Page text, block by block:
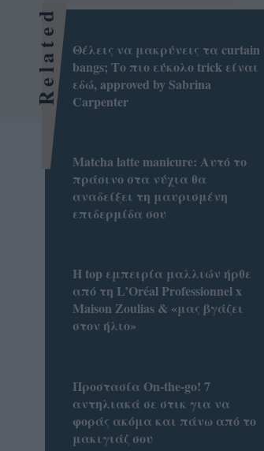
Related
Θέλεις να μακρύνεις τα curtain
bangs; Το πιο εύκολο trick είναι
εδώ, approved by Sabrina
Carpenter
Matcha latte manicure: Αυτό το
πράσινο στα νύχια θα
αναδείξει τη μαυρισμένη
επιδερμίδα σου
Η top εμπειρία μαλλιών ήρθε
από τη L’Oréal Professionnel x
Maison Zoulias & «μας βγάζει
στον ήλιο»
Προστασία On-the-go! 7
αντηλιακά σε στικ για να
φοράς ακόμα και πάνω από το
μακιγιάζ σου